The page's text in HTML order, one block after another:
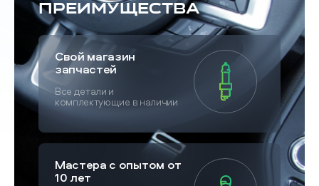
Преимущества
Свой магазин
запчастей
Все детали и
комплектующие в наличии
Мастера с опытом от
10 лет